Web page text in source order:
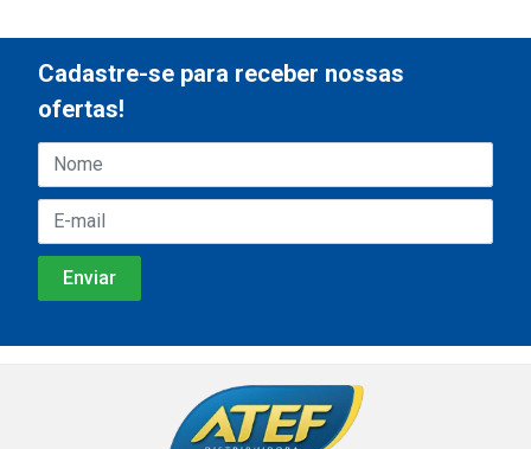
Cadastre-se para receber nossas
ofertas!